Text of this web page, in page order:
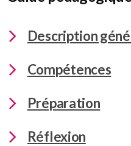
Description
Compétences
Préparation
Réflexion